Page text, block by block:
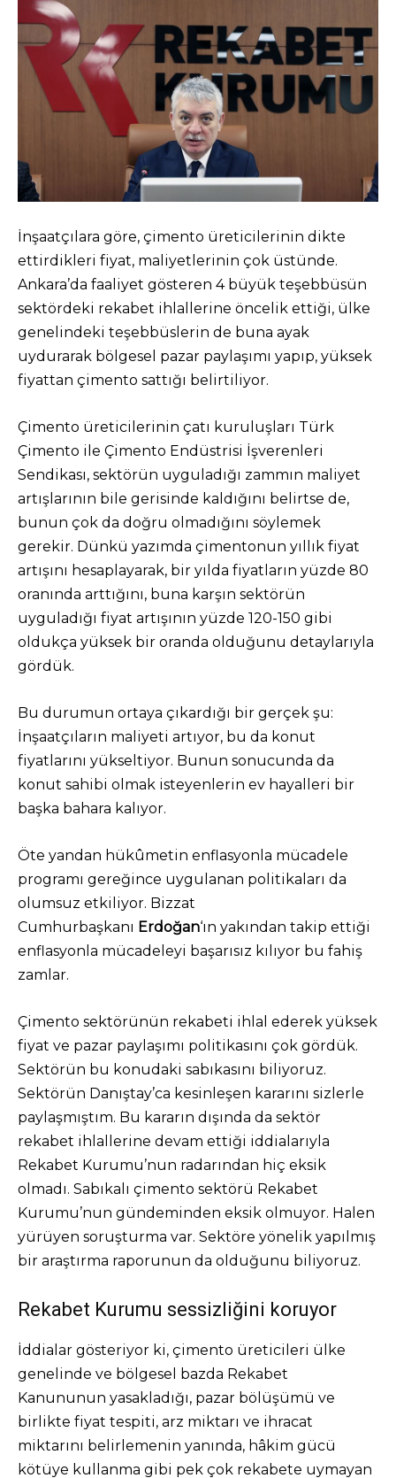
İnşaatçılara göre, çimento üreticilerinin dikte
ettirdikleri fiyat, maliyetlerinin çok üstünde.
Ankara’da faaliyet gösteren 4 büyük teşebbüsün
sektördeki rekabet ihlallerine öncelik ettiği, ülke
genelindeki teşebbüslerin de buna ayak
uydurarak bölgesel pazar paylaşımı yapıp, yüksek
fiyattan çimento sattığı belirtiliyor.
Çimento üreticilerinin çatı kuruluşları Türk
Çimento ile Çimento Endüstrisi İşverenleri
Sendikası, sektörün uyguladığı zammın maliyet
artışlarının bile gerisinde kaldığını belirtse de,
bunun çok da doğru olmadığını söylemek
gerekir. Dünkü yazımda çimentonun yıllık fiyat
artışını hesaplayarak, bir yılda fiyatların yüzde 80
oranında arttığını, buna karşın sektörün
uyguladığı fiyat artışının yüzde 120-150 gibi
oldukça yüksek bir oranda olduğunu detaylarıyla
gördük.
Bu durumun ortaya çıkardığı bir gerçek şu:
İnşaatçıların maliyeti artıyor, bu da konut
fiyatlarını yükseltiyor. Bunun sonucunda da
konut sahibi olmak isteyenlerin ev hayalleri bir
başka bahara kalıyor.
Öte yandan hükûmetin enflasyonla mücadele
programı gereğince uygulanan politikaları da
olumsuz etkiliyor. Bizzat
Cumhurbaşkanı Erdoğan‘ın yakından takip ettiği
enflasyonla mücadeleyi başarısız kılıyor bu fahiş
zamlar.
Çimento sektörünün rekabeti ihlal ederek yüksek
fiyat ve pazar paylaşımı politikasını çok gördük.
Sektörün bu konudaki sabıkasını biliyoruz.
Sektörün Danıştay’ca kesinleşen kararını sizlerle
paylaşmıştım. Bu kararın dışında da sektör
rekabet ihlallerine devam ettiği iddialarıyla
Rekabet Kurumu’nun radarından hiç eksik
olmadı. Sabıkalı çimento sektörü Rekabet
Kurumu’nun gündeminden eksik olmuyor. Halen
yürüyen soruşturma var. Sektöre yönelik yapılmış
bir araştırma raporunun da olduğunu biliyoruz.
Rekabet Kurumu sessizliğini koruyor
İddialar gösteriyor ki, çimento üreticileri ülke
genelinde ve bölgesel bazda Rekabet
Kanununun yasakladığı, pazar bölüşümü ve
birlikte fiyat tespiti, arz miktarı ve ihracat
miktarını belirlemenin yanında, hâkim gücü
kötüye kullanma gibi pek çok rekabete uymayan